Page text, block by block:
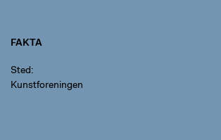
FAKTA
Sted
Kunstforeningen